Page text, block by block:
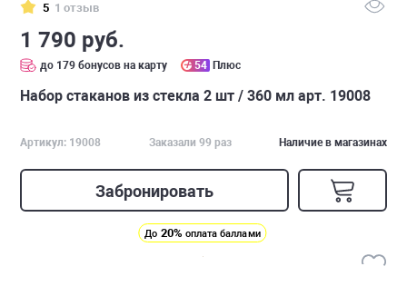
5 1 отзыв
1 790 руб.
до 179 бонусов на карту 54 Плюс
Набор стаканов из стекла 2 шт / 360 мл арт. 19008
Артикул: 19008 Заказали 99 раз Наличие в магазинах
Забронировать
До 20% оплата баллами